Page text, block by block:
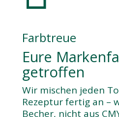
Farbtreue
Eure
getroffen
Wir mischen jeden
Rezeptur fertig an –
Becher, nicht aus